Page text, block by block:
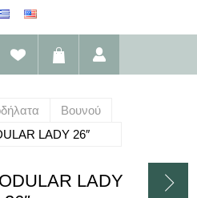
Βουνού
LADY 26″
LADY